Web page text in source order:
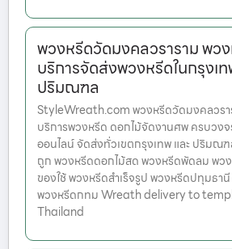
พวงหรีดวัดมงคลวราราม พว
บริการจัดส่งพวงหรีดในกรุงเท
ปริมณฑล
StyleWreath.com พวงหรีดวัดมงคลวรา
บริการพวงหรีด ดอกไม้จัดงานศพ ครบวง
ออนไลน์ จัดส่งทั่วเขตกรุงเทพ และ ปริมณฑ
ถูก พวงหรีดดอกไม้สด พวงหรีดพัดลม พว
ของใช้ พวงหรีดสำเร็จรูป พวงหรีดปทุมธา
พวงหรีดกทม Wreath delivery to
Thailand